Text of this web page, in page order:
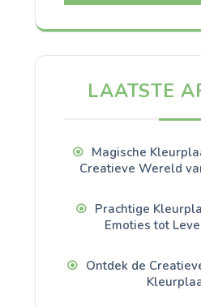
LAATSTE
Magische
Creatieve Wereld
Prachtige
Emoties tot
Ontdek de